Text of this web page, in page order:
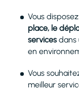
Vous
place, le
services dans
en
Vous
meilleur